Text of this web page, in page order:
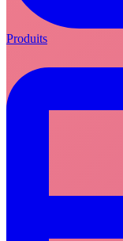
Produits